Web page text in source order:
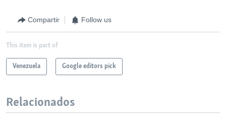
Compartir Follow us
This item is part of
Venezuela Google editors pick
Relacionados